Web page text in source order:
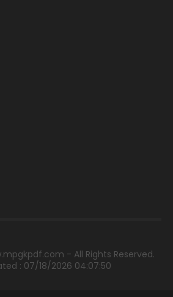
- All Rights Reserved.
: 07/18/2026 04:07:50